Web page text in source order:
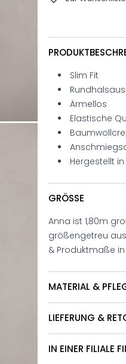
Slim Fit
Ärmellos
Elastische
Hergestellt
GRÖSSE
Anna ist 1,80m
größengetreu
& Produktmaße
MATERIAL &
LIEFERUNG &
IN EINER FILIALE